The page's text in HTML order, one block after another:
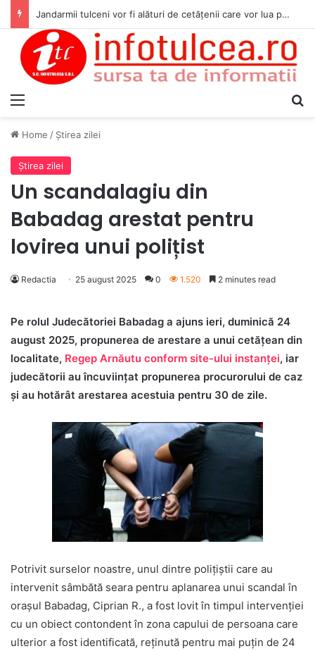
Jandarmii tulceni vor fi alături de cetățenii care vor lua parte la Festivalul Folk Țestos
Home / Ştirea zilei
Ştirea zilei
Un scandalagiu din
Babadag arestat pentru
lovirea unui polițist
Redactia 25 august 2025 0 1.520 2 minutes read
Pe rolul Judecătoriei Babadag a ajuns ieri, duminică 24
august 2025, propunerea de arestare a unui cetățean din
localitate, Regep Arnăutu conform site-ului instanței, iar
judecătorii au încuviințat propunerea procurorului de caz
și au hotărât arestarea acestuia pentru 30 de zile.
Potrivit surselor noastre, unul dintre polițiștii care au
intervenit sâmbătă seara pentru aplanarea unui scandal în
orașul Babadag, Ciprian R., a fost lovit în timpul intervenției
cu un obiect contondent în zona capului de persoana care
ulterior a fost identificată, reținută pentru mai puțin de 24